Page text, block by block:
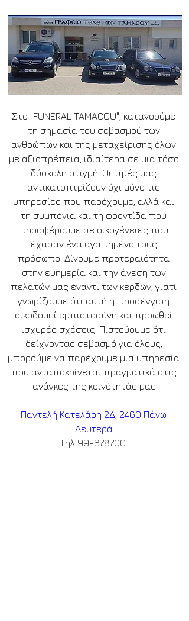
Στο "FUNERAL TAMACOU", κατανοούμε
τη σημασία του σεβασμού των
ανθρώπων και της μεταχείρισης όλων
με αξιοπρέπεια, ιδιαίτερα σε μια τόσο
δύσκολη στιγμή. Οι τιμές μας
αντικατοπτρίζουν όχι μόνο τις
υπηρεσίες που παρέχουμε, αλλά και
τη συμπόνια και τη φροντίδα που
προσφέρουμε σε οικογένειες που
έχασαν ένα αγαπημένο τους
πρόσωπο. Δίνουμε προτεραιότητα
στην ευημερία και την άνεση των
πελατών μας έναντι των κερδών, γιατί
γνωρίζουμε ότι αυτή η προσέγγιση
οικοδομεί εμπιστοσύνη και προωθεί
ισχυρές σχέσεις. Πιστεύουμε ότι
δείχνοντας σεβασμό για όλους,
μπορούμε να παρέχουμε μια υπηρεσία
που ανταποκρίνεται πραγματικά στις
ανάγκες της κοινότητάς μας.
Παντελή Κατελάρη 2Δ, 2460 Πάνω
Δευτερά
Τηλ 99-678700